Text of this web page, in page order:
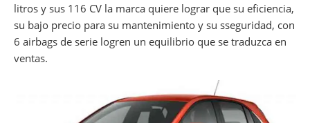
litros y sus 116 CV la marca quiere lograr que su eficiencia,
su bajo precio para su mantenimiento y su sseguridad, con
6 airbags de serie logren un equilibrio que se traduzca en
ventas.